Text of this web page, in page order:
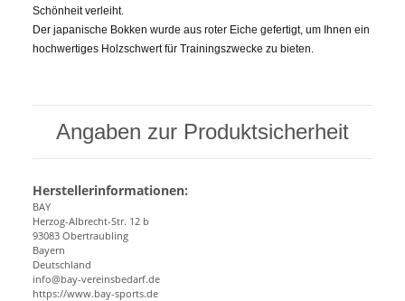
Schönheit verleiht.
Der japanische Bokken wurde aus roter Eiche gefertigt, um Ihnen ein
hochwertiges Holzschwert für Trainingszwecke zu bieten.
Angaben zur Produktsicherheit
Herstellerinformationen:
BAY
Herzog-Albrecht-Str. 12 b
93083 Obertraubling
Bayern
Deutschland
info@bay-vereinsbedarf.de
https://www.bay-sports.de